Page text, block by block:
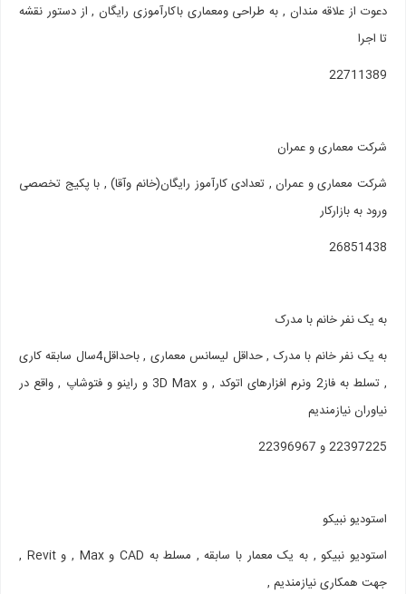
دعوت از علاقه مندان , به طراحی ومعماری باکارآموزی رایگان , از دستور نقشه
تا اجرا
22711389
شرکت معماری و عمران
شرکت معماری و عمران , تعدادی کارآموز رایگان(خانم وآقا) , با پکیج تخصصی
ورود به بازارکار
26851438
به یک نفر خانم با مدرک
به یک نفر خانم با مدرک , حداقل لیسانس معماری , باحداقل4سال سابقه کاری
, تسلط به فاز2 ونرم افزارهای اتوکد , و 3D Max و راینو و فتوشاپ , واقع در
نیاوران نیازمندیم
22397225 و 22396967
استودیو نبیکو
استودیو نبیکو , به یک معمار با سابقه , مسلط به CAD و Max , و Revit ,
جهت همکاری نیازمندیم ,